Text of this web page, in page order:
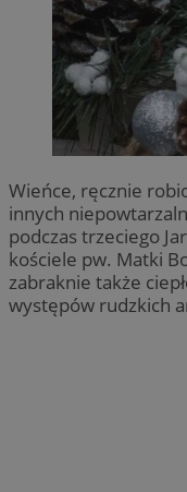
Wieńce, ręcznie
innych
podczas trzeciego
kościele pw. Matki
zabraknie także
występów rudzkich